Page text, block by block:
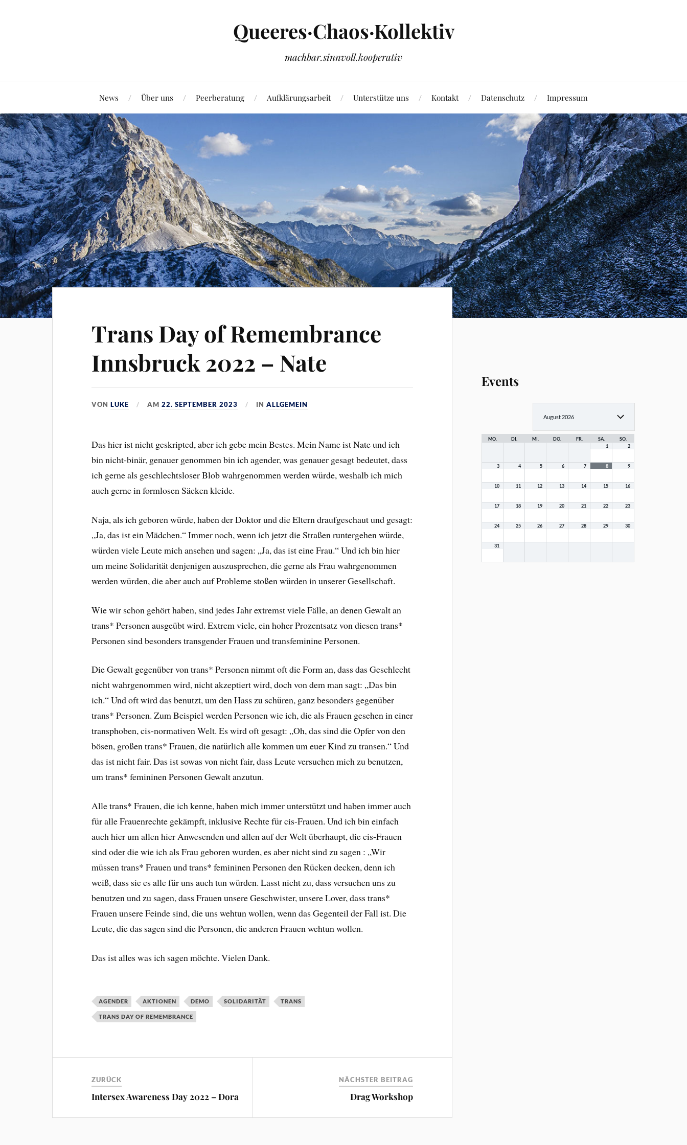
Queeres·Chaos·Kollektiv
machbar.sinnvoll.kooperativ
News Über uns Peerberatung Aufklärungsarbeit Unterstütze uns Kontakt Datenschutz Impressum
Trans Day of Remembrance
Innsbruck 2022 – Nate
VONLUKE AM22. SEPTEMBER 2023 INALLGEMEIN
Das hier ist nicht geskripted, aber ich gebe mein Bestes. Mein Name ist Nate und ich
bin nicht-binär, genauer genommen bin ich agender, was genauer gesagt bedeutet, dass
ich gerne als geschlechtsloser Blob wahrgenommen werden würde, weshalb ich mich
auch gerne in formlosen Säcken kleide.
Naja, als ich geboren würde, haben der Doktor und die Eltern draufgeschaut und gesagt:
„Ja, das ist ein Mädchen.“ Immer noch, wenn ich jetzt die Straßen runtergehen würde,
würden viele Leute mich ansehen und sagen: „Ja, das ist eine Frau.“ Und ich bin hier
um meine Solidarität denjenigen auszusprechen, die gerne als Frau wahrgenommen
werden würden, die aber auch auf Probleme stoßen würden in unserer Gesellschaft.
Wie wir schon gehört haben, sind jedes Jahr extremst viele Fälle, an denen Gewalt an
trans* Personen ausgeübt wird. Extrem viele, ein hoher Prozentsatz von diesen trans*
Personen sind besonders transgender Frauen und transfeminine Personen.
Die Gewalt gegenüber von trans* Personen nimmt oft die Form an, dass das Geschlecht
nicht wahrgenommen wird, nicht akzeptiert wird, doch von dem man sagt: „Das bin
ich.“ Und oft wird das benutzt, um den Hass zu schüren, ganz besonders gegenüber
trans* Personen. Zum Beispiel werden Personen wie ich, die als Frauen gesehen in einer
transphoben, cis-normativen Welt. Es wird oft gesagt: „Oh, das sind die Opfer von den
bösen, großen trans* Frauen, die natürlich alle kommen um euer Kind zu transen.“ Und
das ist nicht fair. Das ist sowas von nicht fair, dass Leute versuchen mich zu benutzen,
um trans* femininen Personen Gewalt anzutun.
Alle trans* Frauen, die ich kenne, haben mich immer unterstützt und haben immer auch
für alle Frauenrechte gekämpft, inklusive Rechte für cis-Frauen. Und ich bin einfach
auch hier um allen hier Anwesenden und allen auf der Welt überhaupt, die cis-Frauen
sind oder die wie ich als Frau geboren wurden, es aber nicht sind zu sagen : „Wir
müssen trans* Frauen und trans* femininen Personen den Rücken decken, denn ich
weiß, dass sie es alle für uns auch tun würden. Lasst nicht zu, dass versuchen uns zu
benutzen und zu sagen, dass Frauen unsere Geschwister, unsere Lover, dass trans*
Frauen unsere Feinde sind, die uns wehtun wollen, wenn das Gegenteil der Fall ist. Die
Leute, die das sagen sind die Personen, die anderen Frauen wehtun wollen.
Das ist alles was ich sagen möchte. Vielen Dank.
AGENDER AKTIONEN DEMO SOLIDARITÄT TRANS
TRANS DAY OF REMEMBRANCE
ZURÜCK
Intersex Awareness Day 2022 – Dora
NÄCHSTER BEITRAG
Drag Workshop
Events
MO. DI. MI. DO. FR. SA.
SO.
1
2
3 4 5 6 7 8 9
10 11 12 13 14 15 16
17 18 19 20 21 22 23
24 25 26 27 28 29 30
31